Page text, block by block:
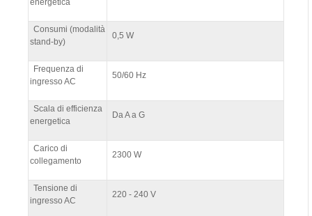
energetica
Consumi (modalità
stand-by)
0,5 W
Frequenza di
ingresso AC
50/60 Hz
Scala di efficienza
energetica
Da A a G
Carico di
collegamento
2300 W
Tensione di
ingresso AC
220 - 240 V